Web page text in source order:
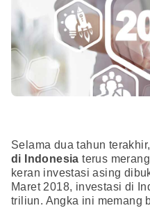
Selama dua tahun terakhir,
di Indonesia terus
keran investasi asing
Maret 2018, investasi di
triliun. Angka ini memang